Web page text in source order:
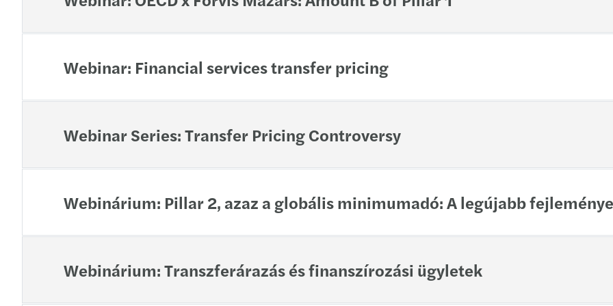
Webinar: Financial services transfer pricing
Webinar Series: Transfer Pricing Controversy
Webinárium: Pillar 2, azaz a globális minimumadó: A legújabb
Webinárium: Transzferárazás és finanszírozási ügyletek